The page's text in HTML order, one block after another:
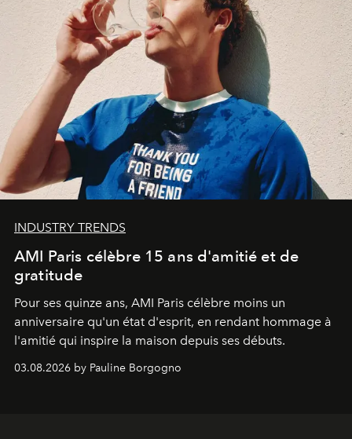
INDUSTRY TRENDS
AMI Paris célèbre 15 ans d'amitié et de
gratitude
Pour ses quinze ans, AMI Paris célèbre moins un
anniversaire qu'un état d'esprit, en rendant hommage à
l'amitié qui inspire la maison depuis ses débuts.
03.08.2026 by Pauline Borgogno